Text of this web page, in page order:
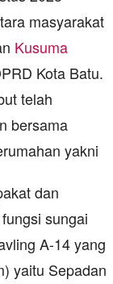
masyarakat
Kusuma
Kota Batu.
telah
bersama
yakni
dan
sungai
A-14 yang
yaitu Sepadan